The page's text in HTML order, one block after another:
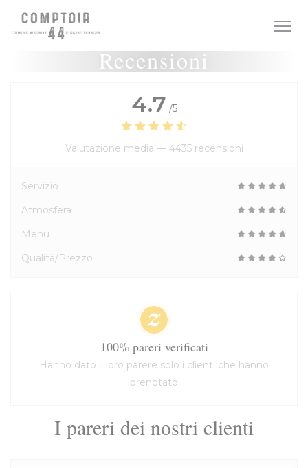
Personalizzazione delle tue scelte sui cookie
Recensioni
I pareri dei nostri clienti
4.7 /5
Valutazione media — 4435 recensioni
Servizio
Atmosfera
Menu
Qualità/Prezzo
100% pareri verificati
Hanno dato il loro parere solo i clienti che hanno
prenotato